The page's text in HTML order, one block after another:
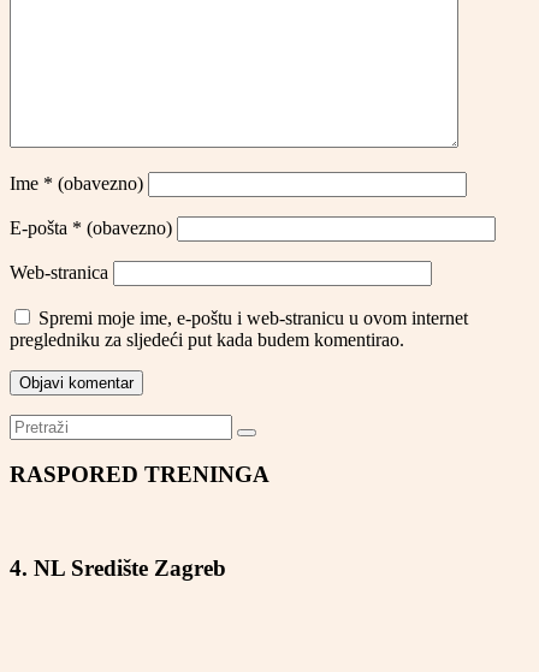
Ime * (obavezno)
E-pošta * (obavezno)
Web-stranica
Spremi moje ime, e-poštu i web-stranicu u ovom internet
pregledniku za sljedeći put kada budem komentirao.
RASPORED TRENINGA
4. NL Središte Zagreb